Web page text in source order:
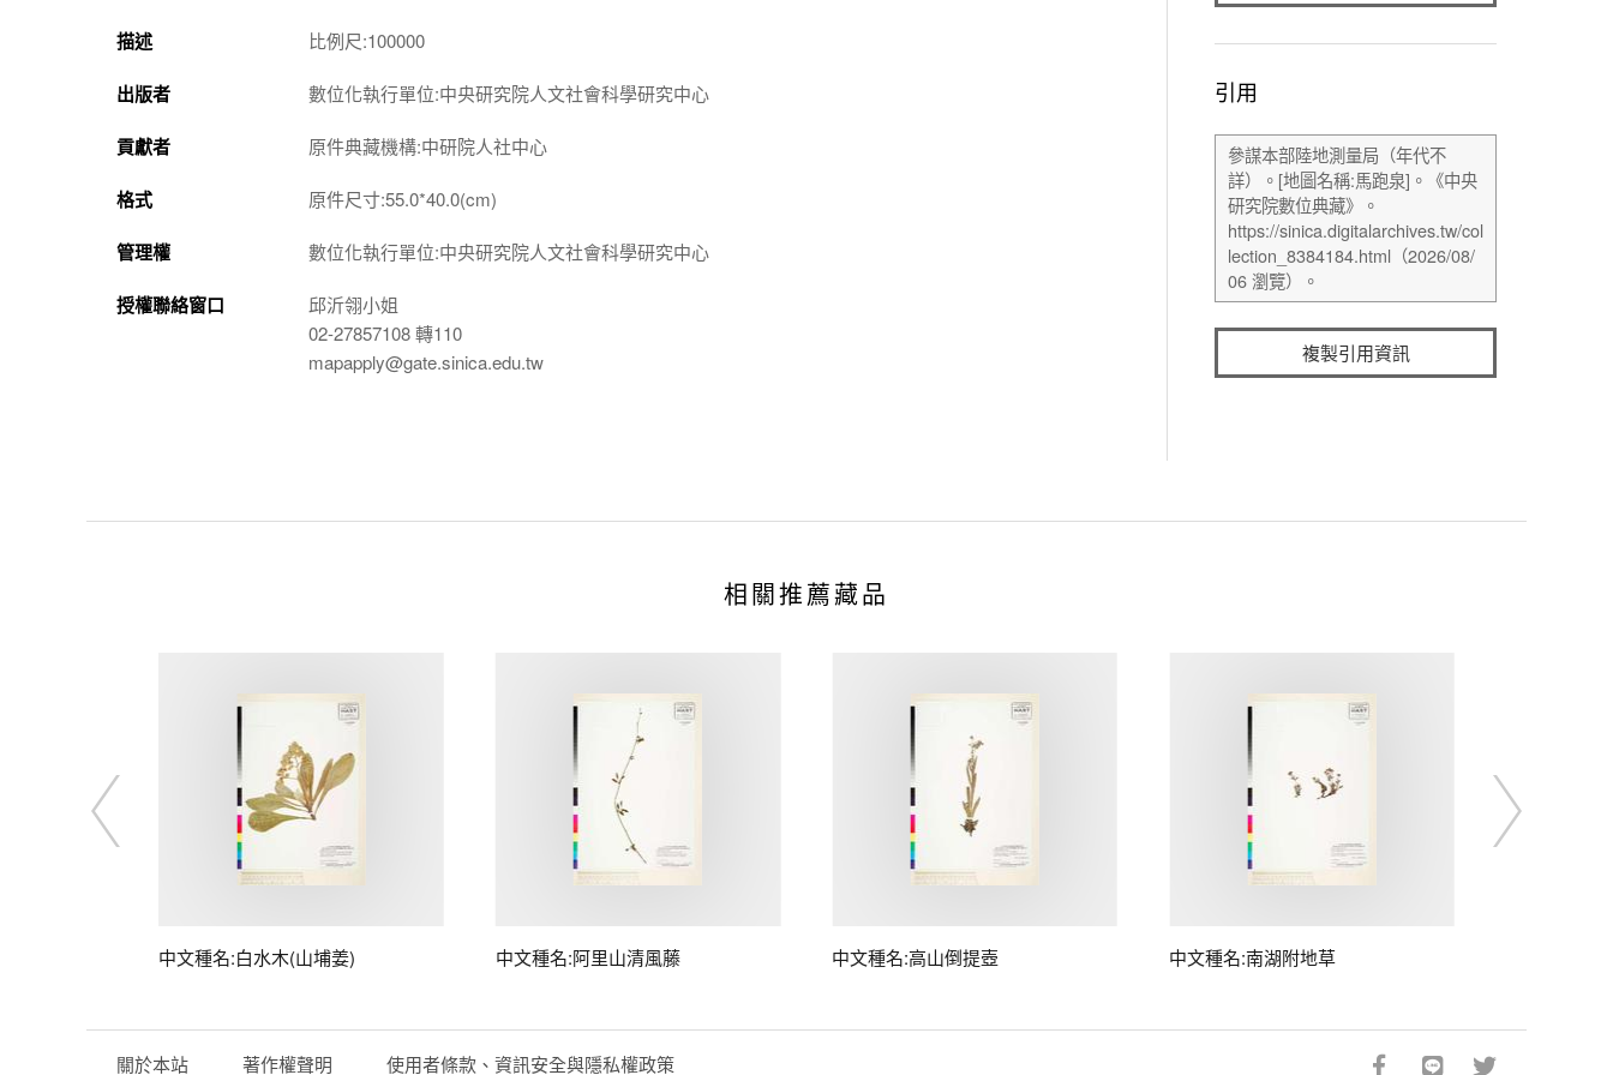
描述
比例尺:100000
出版者 數位化執行單位:中央研究院人文社會科學研究中心
貢獻者 原件典藏機構:中研院人社中心
格式 原件尺寸:55.0*40.0(cm)
管理權 數位化執行單位:中央研究院人文社會科學研究中心
授權聯絡窗口
邱沂翎小姐
02-27857108 轉110
mapapply@gate.sinica.edu.tw
引用
複製引用資訊
相關推薦藏品
中文種名:白水木(山埔姜) 中文種名:阿里山清風藤 中文種名:高山倒提壺 中文種名:南湖附地草
關於本站 著作權聲明 使用者條款、資訊安全與隱私權政策